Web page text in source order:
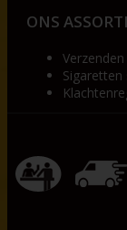
ONS
Verzenden
Sigaretten